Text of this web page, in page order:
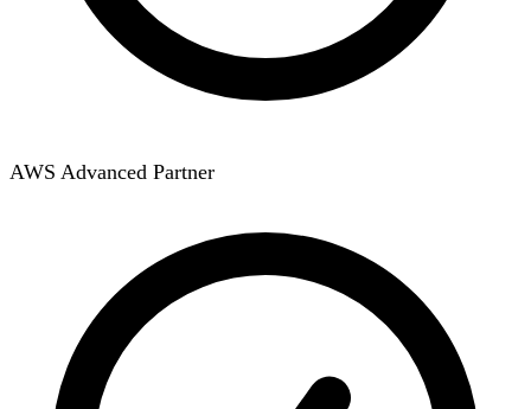
AWS Advanced Partner